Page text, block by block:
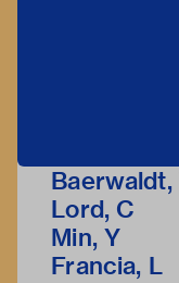
Baerwaldt,
Lord, C
Min, Y
Francia, L